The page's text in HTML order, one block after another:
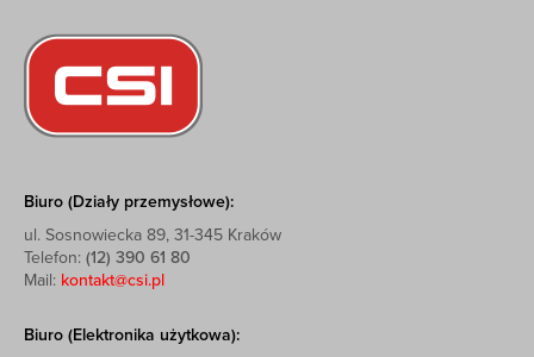
Biuro (Działy przemysłowe):
ul. Sosnowiecka 89, 31-345 Kraków
Telefon: (12) 390 61 80
Mail: kontakt@csi.pl
Biuro (Elektronika użytkowa):